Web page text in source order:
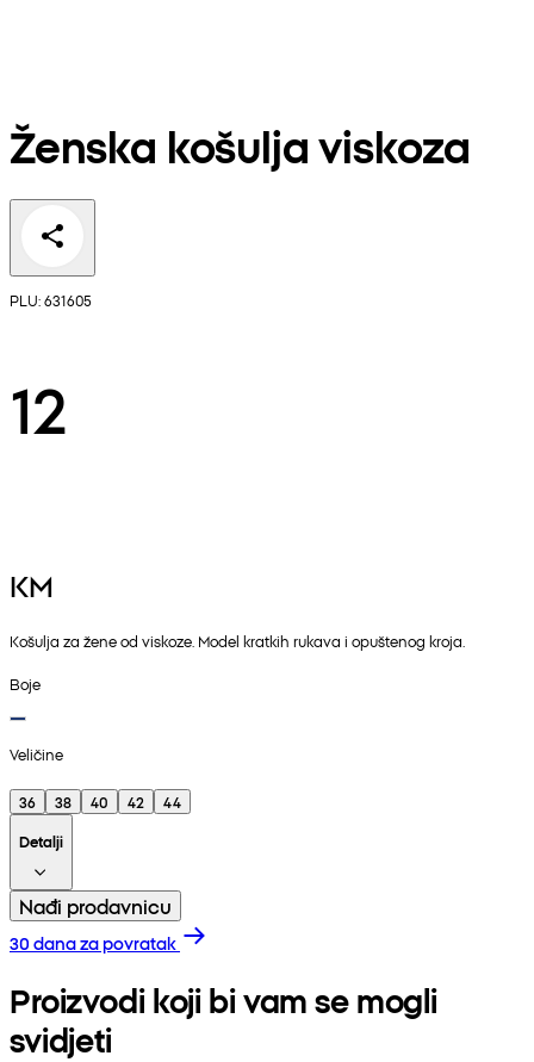
Ženska košulja viskoza
PLU: 631605
12
KM
Košulja za žene od viskoze. Model kratkih rukava i opuštenog kroja.
Boje
Veličine
36 38 40 42
44
Detalji
Nađi prodavnicu
30 dana za povratak
Proizvodi koji bi vam se mogli
svidjeti